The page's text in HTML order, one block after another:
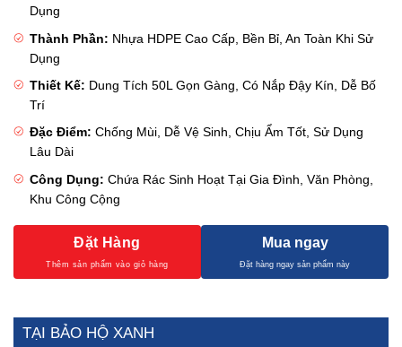
Dụng
Thành Phần: Nhựa HDPE Cao Cấp, Bền Bỉ, An Toàn Khi Sử
Dụng
Thiết Kế: Dung Tích 50L Gọn Gàng, Có Nắp Đậy Kín, Dễ Bố
Trí
Đặc Điểm: Chống Mùi, Dễ Vệ Sinh, Chịu Ẩm Tốt, Sử Dụng
Lâu Dài
Công Dụng: Chứa Rác Sinh Hoạt Tại Gia Đình, Văn Phòng,
Khu Công Cộng
Đặt Hàng Mua ngay
TẠI BẢO HỘ XANH